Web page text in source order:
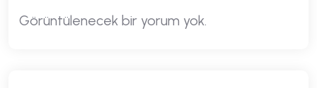
Görüntülenecek bir yorum yok.